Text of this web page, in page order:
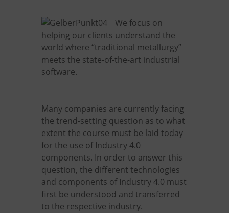
We focus on
helping our clients understand the
world where “traditional metallurgy”
meets the state-of-the-art industrial
software.
Many companies are currently facing
the trend-setting question as to what
extent the course must be laid today
for the use of Industry 4.0
components. In order to answer this
question, the different technologies
and components of Industry 4.0 must
first be understood and transferred
to the respective industry.